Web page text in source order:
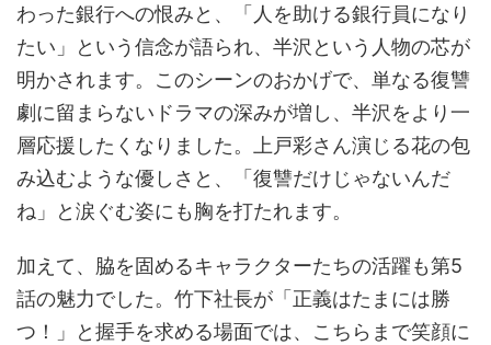
わった銀行への恨みと、「人を助ける銀行員になり
たい」という信念が語られ、半沢という人物の芯が
明かされます。このシーンのおかげで、単なる復讐
劇に留まらないドラマの深みが増し、半沢をより一
層応援したくなりました。上戸彩さん演じる花の包
み込むような優しさと、「復讐だけじゃないんだ
ね」と涙ぐむ姿にも胸を打たれます。
加えて、脇を固めるキャラクターたちの活躍も第5
話の魅力でした。竹下社長が「正義はたまには勝
つ！」と握手を求める場面では、こちらまで笑顔に